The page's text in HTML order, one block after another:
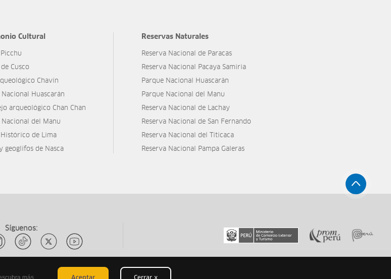
Cultural
Cusco
Chavín
Nacional Huascarán
arqueológico Chan Chan
Nacional del Manu
de Lima
geoglifos de Nasca
Reservas Naturales
Reserva Nacional de Paracas
Reserva Nacional Pacaya Samiria
Parque Nacional Huascarán
Parque Nacional del Manu
Reserva Nacional de Lachay
Reserva Nacional de San Fernando
Reserva Nacional del Titicaca
Reserva Nacional Pampa Galeras
Síguenos:
más